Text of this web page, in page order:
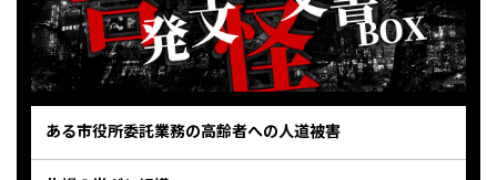
ある市役所委託業務の高齢者への人道被害